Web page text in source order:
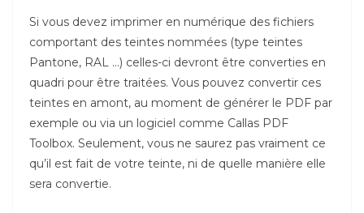
Si vous devez imprimer en numérique des fichiers
comportant des teintes nommées (type teintes
Pantone, RAL …) celles-ci devront être converties en
quadri pour être traitées. Vous pouvez convertir ces
teintes en amont, au moment de générer le PDF par
exemple ou via un logiciel comme Callas PDF
Toolbox. Seulement, vous ne saurez pas vraiment ce
qu’il est fait de votre teinte, ni de quelle manière elle
sera convertie.